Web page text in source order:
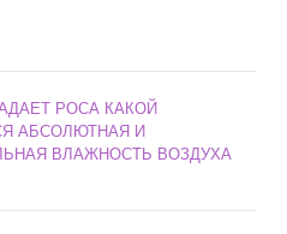
РОСА КАКОЙ
АБСОЛЮТНАЯ И
ВЛАЖНОСТЬ ВОЗДУХА